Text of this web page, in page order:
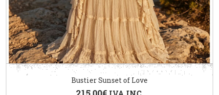
Bustier Sunset of Love